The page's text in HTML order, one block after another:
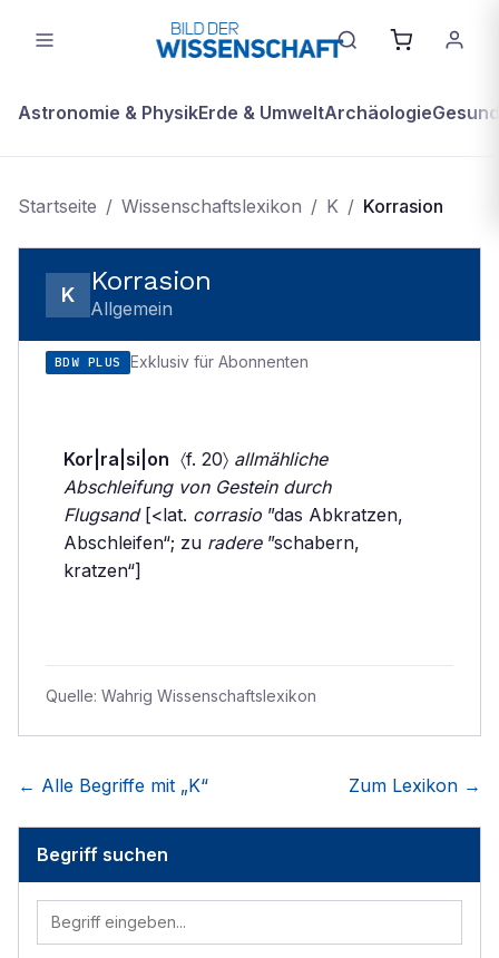
Astronomie & PhysikErde & UmweltArchäologie
Startseite / Wissenschaftslexikon / K / Korrasion
K Korrasion
Allgemein
BDW PLUS Exklusiv für Abonnenten
Kor|ra|si|on 〈f. 20〉 allmähliche
Abschleifung von Gestein durch
Flugsand[<lat. corrasio ”das Abkratzen,
Abschleifen“; zu radere”schabern,
kratzen“]
Quelle: Wahrig Wissenschaftslexikon
← Alle Begriffe mit „K“ Zum Lexikon →
Begriff suchen